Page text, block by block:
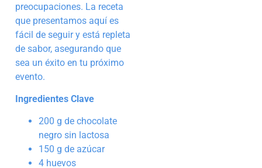
preocupaciones. La receta
que presentamos aquí es
fácil de seguir y está repleta
de sabor, asegurando que
sea un éxito en tu próximo
evento.
Ingredientes Clave
200 g de chocolate
negro sin lactosa
150 g de azúcar
4 huevos